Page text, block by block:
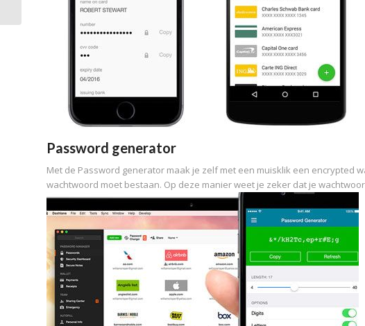
Password generator
Met de Password generator maak je zelf met een muisklik een encrypted
wachtwoord moet bestaan. Op deze manier weet je zeker dat je